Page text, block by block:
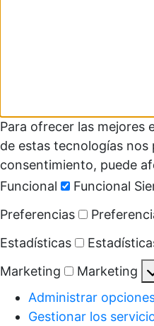
Para ofrecer las mejores
de estas tecnologías
consentimiento, puede
Funcional
Funcional
Preferencias
Estadísticas
Marketing
Marketing
Administrar
Gestionar los